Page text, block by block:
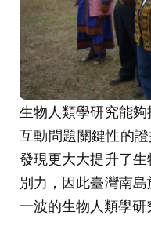
生物人類學研究能
互動問題關鍵性的
發現更大大提升了
別力，因此臺灣南
一波的生物人類學研